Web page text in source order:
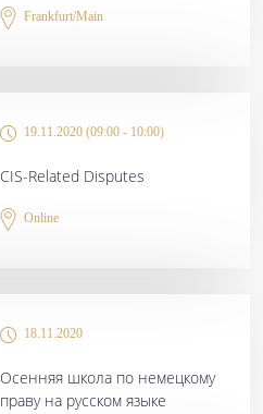
Frankfurt/Main
19.11.2020 (09:00 - 10:00)
CIS-Related Disputes
Online
18.11.2020
Осенняя школа по немецкому
праву на русском языке